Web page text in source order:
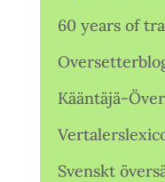
60 years of
Kääntäjä-
Svenskt